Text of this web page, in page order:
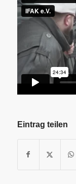
Eintrag teilen